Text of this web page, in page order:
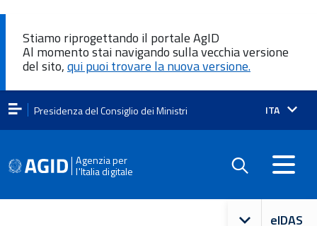
Stiamo riprogettando il portale AgID
Al momento stai navigando sulla vecchia versione
del sito,qui puoi trovare la nuova versione.
Presidenza del Consiglio dei Ministri Lingua
ITA
Agenzia per
l'Italia digitale
eIDAS